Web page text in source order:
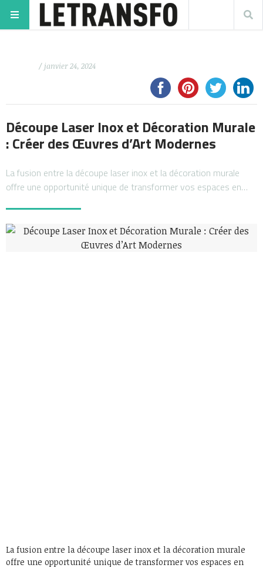
/ janvier 24, 2024
Découpe Laser Inox et Décoration Murale
: Créer des Œuvres d’Art Modernes
La fusion entre la découpe laser inox et la décoration murale
offre une opportunité unique de transformer vos espaces en…
La fusion entre la découpe laser inox et la décoration murale
offre une opportunité unique de transformer vos espaces en